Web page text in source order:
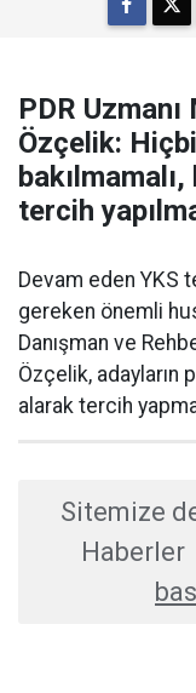
PDR
Özçelik:
tercih
Devam eden YKS
gereken önemli
Danışman ve
Özçelik, adayların
alarak tercih
Sitemize
Haberler